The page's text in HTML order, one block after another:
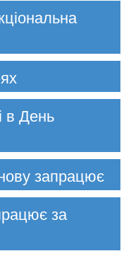
в День
запрацює
за